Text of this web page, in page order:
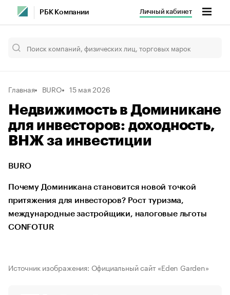
РБК Компании Личный кабинет
Главная BURO 15 мая 2026
Недвижимость в Доминикане
для инвесторов: доходность,
ВНЖ за инвестиции
BURO
Почему Доминикана становится новой точкой
притяжения для инвесторов? Рост туризма,
международные застройщики, налоговые льготы
CONFOTUR
Источник изображения: Официальный сайт «Eden Garden»